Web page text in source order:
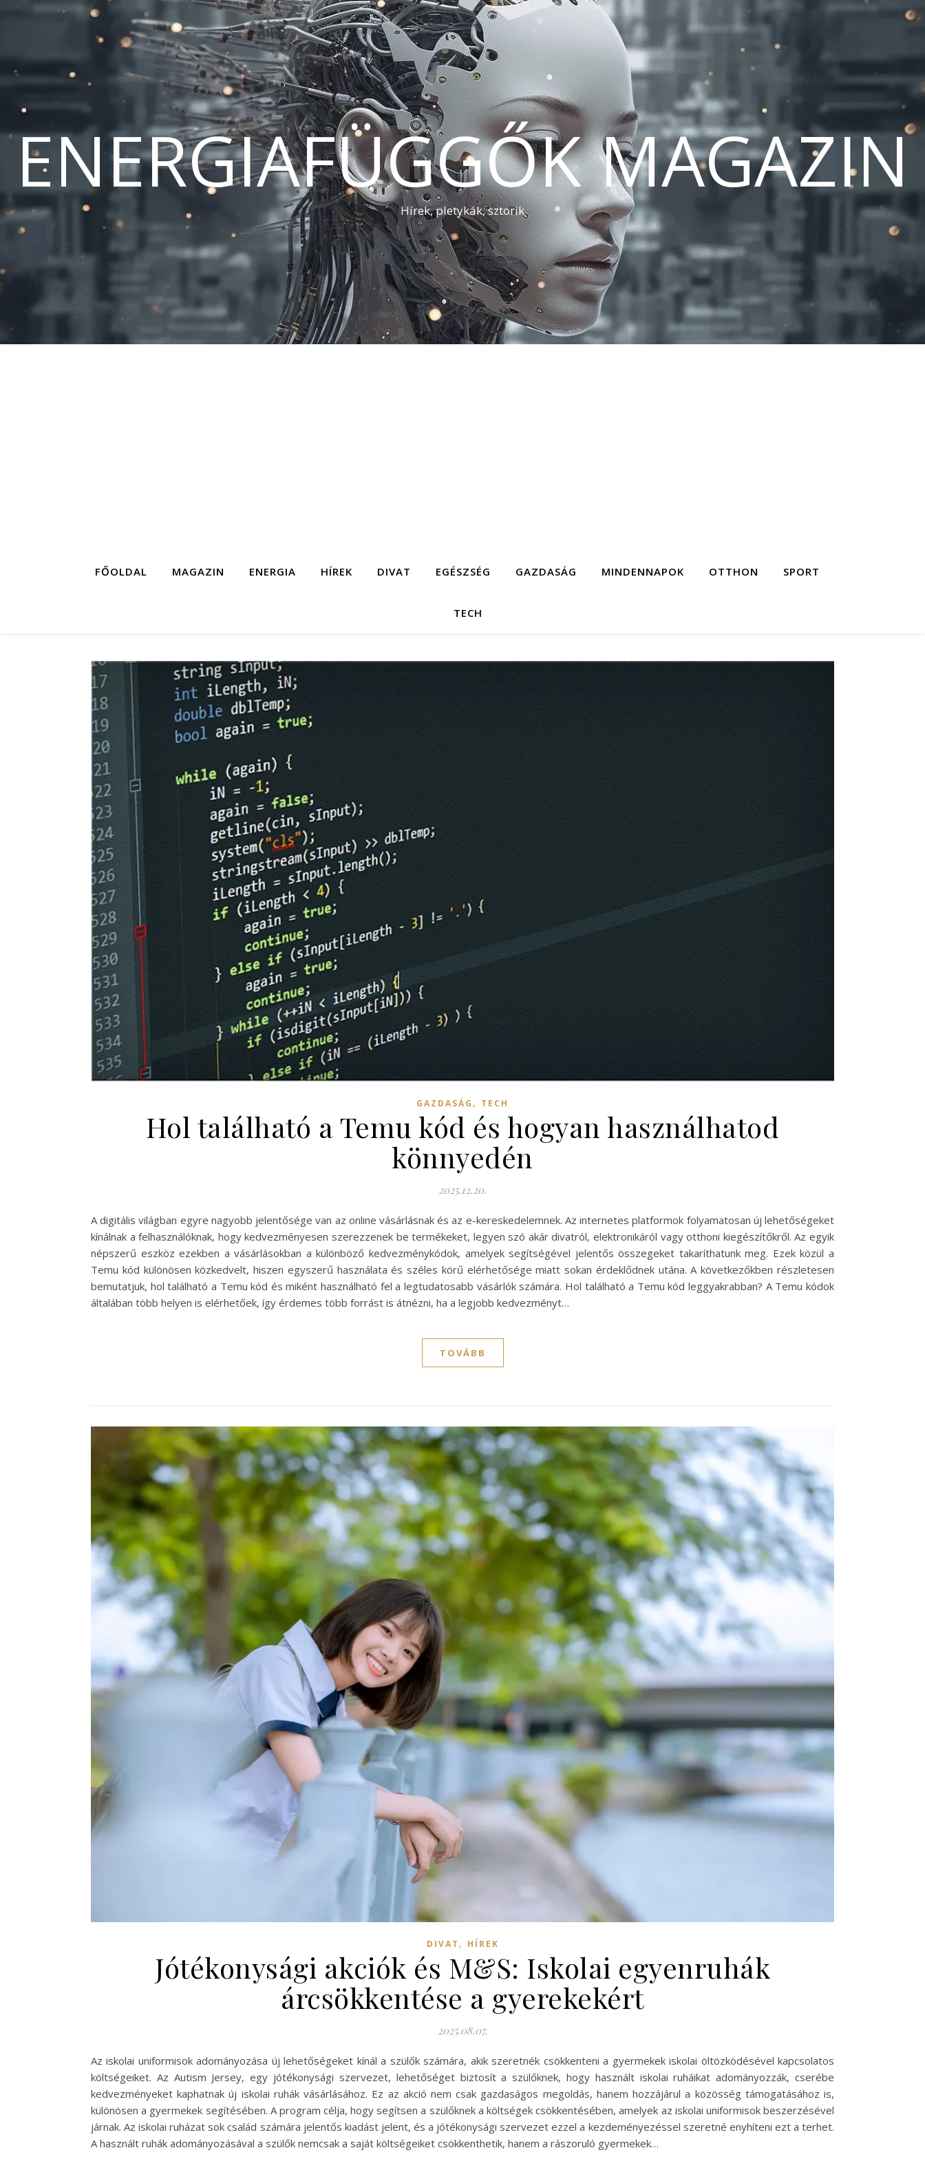
ENERGIAFÜGGŐK MAGAZIN
Hírek, pletykák, sztorik
FŐOLDAL MAGAZIN ENERGIA HÍREK DIVAT EGÉSZSÉG GAZDASÁG MINDENNAPOK OTTHON SPORT
TECH
GAZDASÁG , TECH
Hol található a Temu kód és hogyan használhatod
könnyedén
2025.12.20.
A digitális világban egyre nagyobb jelentősége van az online vásárlásnak és az e-kereskedelemnek. Az internetes platformok folyamatosan új lehetőségeket
kínálnak a felhasználóknak, hogy kedvezményesen szerezzenek be termékeket, legyen szó akár divatról, elektronikáról vagy otthoni kiegészítőkről. Az egyik
népszerű eszköz ezekben a vásárlásokban a különböző kedvezménykódok, amelyek segítségével jelentős összegeket takaríthatunk meg. Ezek közül a
Temu kód különösen közkedvelt, hiszen egyszerű használata és széles körű elérhetősége miatt sokan érdeklődnek utána. A következőkben részletesen
bemutatjuk, hol található a Temu kód és miként használható fel a legtudatosabb vásárlók számára. Hol található a Temu kód leggyakrabban? A Temu kódok
általában több helyen is elérhetőek, így érdemes több forrást is átnézni, ha a legjobb kedvezményt…
TOVÁBB
DIVAT , HÍREK
Jótékonysági akciók és M&S: Iskolai egyenruhák
árcsökkentése a gyerekekért
2025.08.07.
Az iskolai uniformisok adományozása új lehetőségeket kínál a szülők számára, akik szeretnék csökkenteni a gyermekek iskolai öltözködésével kapcsolatos
költségeiket. Az Autism Jersey, egy jótékonysági szervezet, lehetőséget biztosít a szülőknek, hogy használt iskolai ruháikat adományozzák, cserébe
kedvezményeket kaphatnak új iskolai ruhák vásárlásához. Ez az akció nem csak gazdaságos megoldás, hanem hozzájárul a közösség támogatásához is,
különösen a gyermekek segítésében. A program célja, hogy segítsen a szülőknek a költségek csökkentésében, amelyek az iskolai uniformisok beszerzésével
járnak. Az iskolai ruházat sok család számára jelentős kiadást jelent, és a jótékonysági szervezet ezzel a kezdeményezéssel szeretné enyhíteni ezt a terhet.
A használt ruhák adományozásával a szülők nemcsak a saját költségeiket csökkenthetik, hanem a rászoruló gyermekek…